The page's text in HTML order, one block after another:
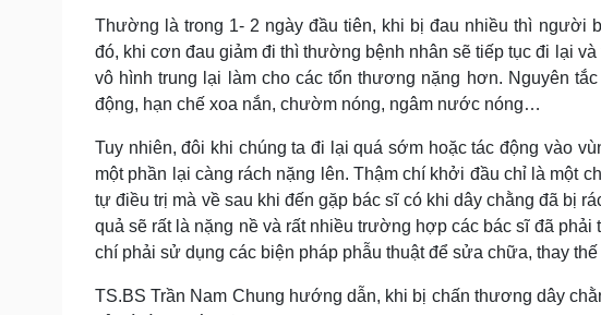
Thường là trong 1- 2 ngày đầu tiên, khi bị đau nhiều thì người
đó, khi cơn đau giảm đi thì thường bệnh nhân sẽ tiếp tục đi lại
vô hình trung lại làm cho các tổn thương nặng hơn. Nguyên
động, hạn chế xoa nắn, chườm nóng, ngâm nước nóng…
Tuy nhiên, đôi khi chúng ta đi lại quá sớm hoặc tác động vào
một phần lại càng rách nặng lên. Thậm chí khởi đầu chỉ là một
tự điều trị mà về sau khi đến gặp bác sĩ có khi dây chằng đã bị
quả sẽ rất là nặng nề và rất nhiều trường hợp các bác sĩ đã
chí phải sử dụng các biện pháp phẫu thuật để sửa chữa, thay
TS.BS Trần Nam Chung hướng dẫn, khi bị chấn thương dây